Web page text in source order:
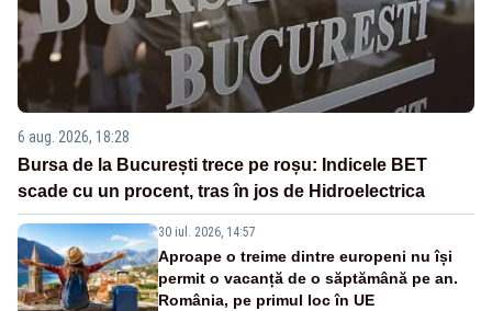
6 aug. 2026, 18:28
Bursa de la București trece pe roșu: Indicele BET
scade cu un procent, tras în jos de Hidroelectrica
30 iul. 2026, 14:57
Aproape o treime dintre europeni nu își
permit o vacanță de o săptămână pe an.
România, pe primul loc în UE